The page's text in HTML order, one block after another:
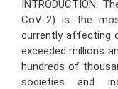
INTRODUCTION:
CoV-2) is the
currently affecting
exceeded millions
hundreds of
societies and